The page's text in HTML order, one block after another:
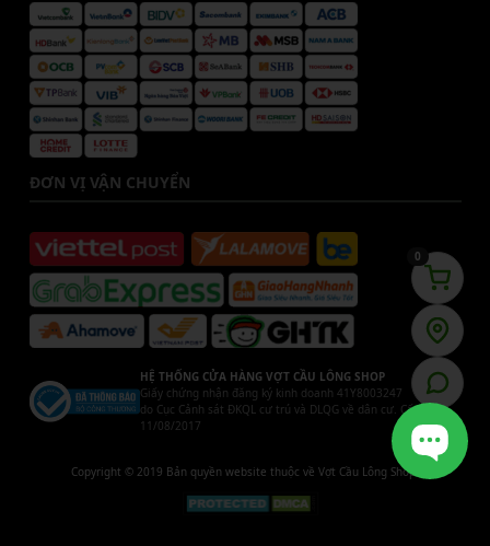
ĐƠN VỊ VẬN CHUYỂN
HỆ THỐNG CỬA HÀNG VỢT CẦU LÔNG SHOP
Giấy chứng nhận đăng ký kinh doanh 41Y8003247
do Cục Cảnh sát ĐKQL cư trú và DLQG về dân cư. Cấp ngày
11/08/2017
Copyright © 2019 Bản quyền website thuộc về Vợt Cầu Lông Shop.
0